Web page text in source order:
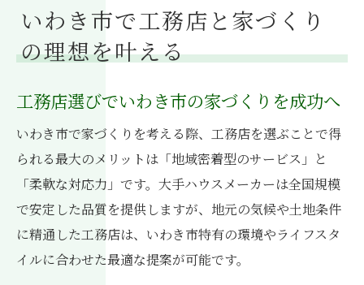
注文住宅を考えるなら工務店の強みが光る理由
工務店が持つ自由設計の強みとその活用法
注文住宅で工務店が選ばれる納得の理由
大手との違いが際立つ工務店の柔軟対応力
工務店の丁寧なヒアリングが理想を引き出
す
地元密着型工務店の注文住宅対応力に注目
柔軟な対応が魅力の工務店で現実的な家づくり
工務店の柔軟な対応が家づくりに活きる場
面
いわき市で工務店と家づくり
の理想を叶える
工務店選びでいわき市の家づくりを成功へ
いわき市で家づくりを考える際、工務店を選ぶことで得
られる最大のメリットは「地域密着型のサービス」と
「柔軟な対応力」です。大手ハウスメーカーは全国規模
で安定した品質を提供しますが、地元の気候や土地条件
に精通した工務店は、いわき市特有の環境やライフスタ
イルに合わせた最適な提案が可能です。